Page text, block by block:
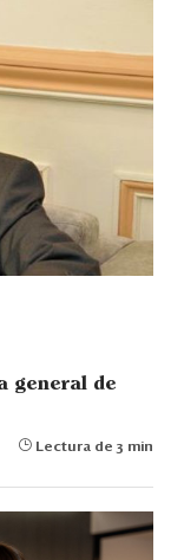
general de
Lectura de 3 min